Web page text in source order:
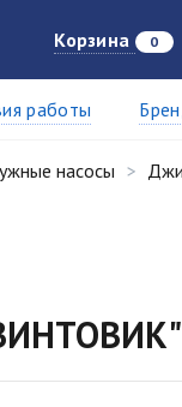
Корзина 0
работы
насосы